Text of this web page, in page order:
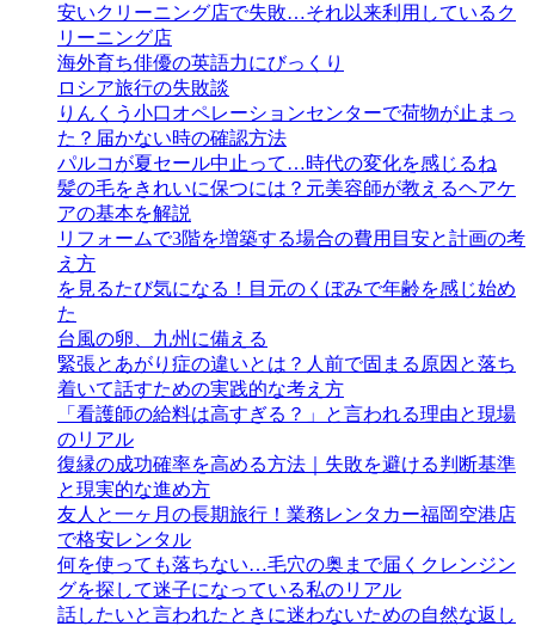
安いクリーニング店で失敗…それ以来利用しているク
リーニング店
海外育ち俳優の英語力にびっくり
ロシア旅行の失敗談
りんくう小口オペレーションセンターで荷物が止まっ
た？届かない時の確認方法
パルコが夏セール中止って…時代の変化を感じるね
髪の毛をきれいに保つには？元美容師が教えるヘアケ
アの基本を解説
リフォームで3階を増築する場合の費用目安と計画の考
え方
を見るたび気になる！目元のくぼみで年齢を感じ始め
た
台風の卵、九州に備える
緊張とあがり症の違いとは？人前で固まる原因と落ち
着いて話すための実践的な考え方
「看護師の給料は高すぎる？」と言われる理由と現場
のリアル
復縁の成功確率を高める方法｜失敗を避ける判断基準
と現実的な進め方
友人と一ヶ月の長期旅行！業務レンタカー福岡空港店
で格安レンタル
何を使っても落ちない…毛穴の奥まで届くクレンジン
グを探して迷子になっている私のリアル
話したいと言われたときに迷わないための自然な返し